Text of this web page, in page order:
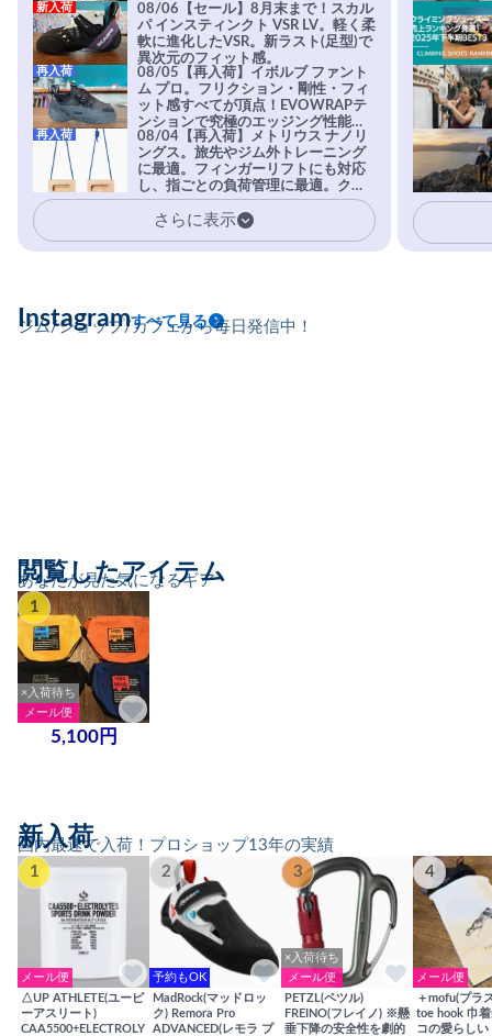
08/06【セール】8月末まで！スカル
パ インスティンクト VSR LV。軽く柔
軟に進化したVSR。新ラスト(足型)で
異次元のフィット感。
新入荷
08/05【再入荷】イボルブ ファント
ム プロ。フリクション・剛性・フィ
ット感すべてが頂点！EVOWRAPテ
ンションで究極のエッジング性能を
実現。進化系ラバーEvo-74はTRAX
を凌駕する粘着力で極小ホールドに
安心感。
再入荷
08/04【再入荷】メトリウス ナノリ
ングス。旅先やジム外トレーニング
に最適。フィンガーリフトにも対応
し、指ごとの負荷管理に最適。クラ
イマーの指を本気で鍛えるギア。
再入荷
さらに表示
ジム/ショップ/カフェから毎日発信中！
Instagramすべて見る
あなたが見た気になるギア
閲覧したアイテム
1
×入荷待ち
メール便
5,100円
国内最速で入荷！プロショップ13年の実績
新入荷
1
メール便
△UP ATHLETE(ユーピ
ーアスリート)
CAA5500+ELECTROLY
2
予約もOK
MadRock(マッドロッ
ク) Remora Pro
ADVANCED(レモラ プ
3
×入荷待ち
メール便
PETZL(ペツル)
FREINO(フレイノ) ※懸
垂下降の安全性を劇的
4
メール便
＋mofu(プラ
toe hook 巾
コの愛らしい